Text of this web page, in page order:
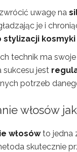
uwagę na
je i
stylizacji
technik ma
sukcesu jest
potrzeb
włosów
włosówto jedna
skutecznie